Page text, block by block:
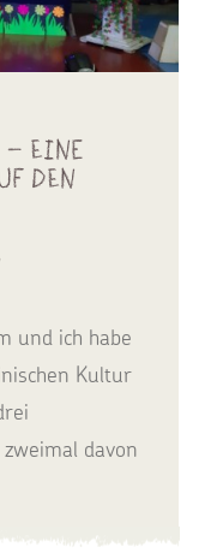
– eine
den
und ich habe
Kultur
davon